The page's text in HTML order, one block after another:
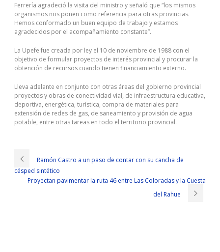
Ferrería agradeció la visita del ministro y señaló que “los mismos
organismos nos ponen como referencia para otras provincias.
Hemos conformado un buen equipo de trabajo y estamos
agradecidos por el acompañamiento constante”.
La Upefe fue creada por ley el 10 de noviembre de 1988 con el
objetivo de formular proyectos de interés provincial y procurar la
obtención de recursos cuando tienen financiamiento externo.
Lleva adelante en conjunto con otras áreas del gobierno provincial
proyectos y obras de conectividad vial, de infraestructura educativa,
deportiva, energética, turística, compra de materiales para
extensión de redes de gas, de saneamiento y provisión de agua
potable, entre otras tareas en todo el territorio provincial.
Ramón Castro a un paso de contar con su cancha de
césped sintético
Proyectan pavimentar la ruta 46 entre Las Coloradas y la Cuesta
del Rahue